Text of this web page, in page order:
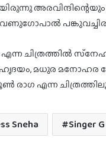
വേണുഗോപാൽ
ചിത്രത്തിൽ സ്‌നേഹ
മധുര മനോഹര
രാഗ എന്ന
Sneha Singer